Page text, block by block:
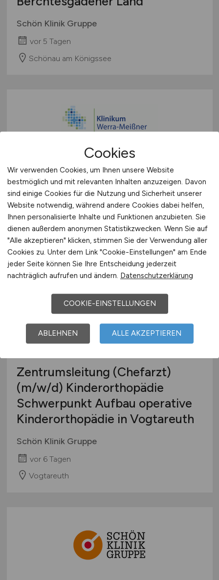
Schön Klinik Gruppe
vor 5 Tagen
Schönau am Königssee
Chefarzt am Zentrum für
Psychiatrie und Psychotherapie
(m/w/d)
Klinikum Werra-Meißner GmbH
vor 6 Tagen
Eschwege
Zentrumsleitung (Chefarzt)
(m/w/d) Kinderorthopädie
Schwerpunkt Aufbau operative
Kinderorthopädie in Vogtareuth
Schön Klinik Gruppe
vor 6 Tagen
Vogtareuth
Cookies
Wir verwenden Cookies, um Ihnen unsere Website
bestmöglich und mit relevanten Inhalten anzuzeigen. Davon
sind einige Cookies für die Nutzung und Sicherheit unserer
Website notwendig, während andere Cookies dabei helfen,
Ihnen personalisierte Inhalte und Funktionen anzubieten. Sie
dienen außerdem anonymen Statistikzwecken. Wenn Sie auf
"Alle akzeptieren" klicken, stimmen Sie der Verwendung aller
Cookies zu. Unter dem Link "Cookie-Einstellungen" am Ende
jeder Seite können Sie Ihre Entscheidung jederzeit
nachträglich aufrufen und ändern. Datenschutzerklärung
COOKIE-EINSTELLUNGEN
ABLEHNEN ALLE AKZEPTIEREN